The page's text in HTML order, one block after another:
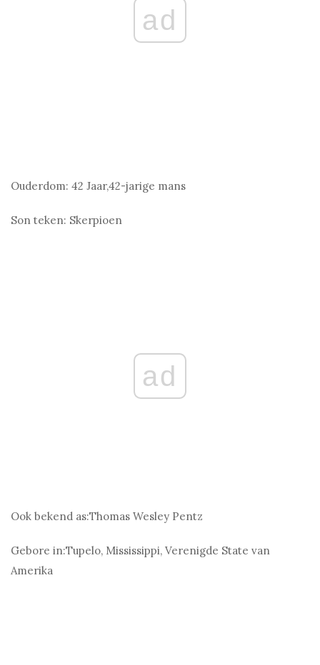
ad
Ouderdom: 42 Jaar,42-jarige mans
Son teken: Skerpioen
ad
Ook bekend as:Thomas Wesley Pentz
Gebore in:Tupelo, Mississippi, Verenigde State van
Amerika